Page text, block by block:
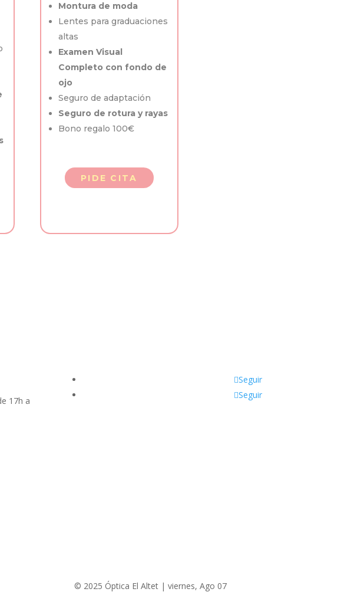
Montura de moda
Lentes para graduaciones
altas
Examen Visual
Completo con fondo de
ojo
Seguro de adaptación
Seguro de rotura y rayas
Bono regalo 100€
PIDE CITA
17h a
Seguir
Seguir
© 2025 Óptica El Altet | viernes, Ago 07